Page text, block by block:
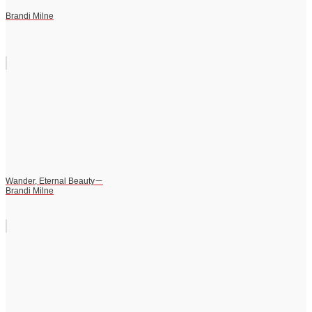
Brandi Milne
Wander, Eternal Beauty－
Brandi Milne